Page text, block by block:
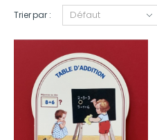
Trier par :